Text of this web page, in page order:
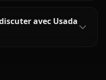
avec Usada